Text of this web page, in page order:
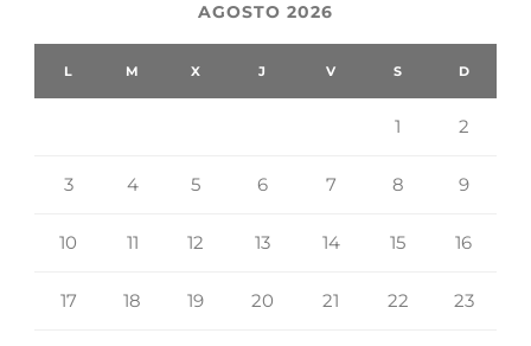
AGOSTO 2026
L M X J V S D
1 2
3 4 5 6 7 8 9
10 11 12 13 14 15 16
17 18 19 20 21 22 23